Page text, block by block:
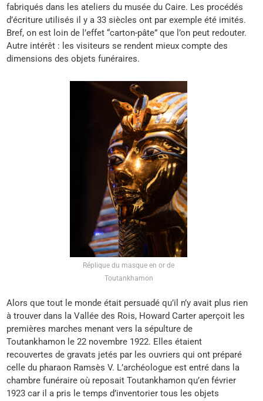
fabriqués dans les ateliers du musée du Caire. Les procédés
d’écriture utilisés il y a 33 siècles ont par exemple été imités.
Bref, on est loin de l’effet “carton-pâte” que l’on peut redouter.
Autre intérêt : les visiteurs se rendent mieux compte des
dimensions des objets funéraires.
Réplique du masque en or de
Toutankhamon
Alors que tout le monde était persuadé qu’il n’y avait plus rien
à trouver dans la Vallée des Rois, Howard Carter aperçoit les
premières marches menant vers la sépulture de
Toutankhamon le 22 novembre 1922. Elles étaient
recouvertes de gravats jetés par les ouvriers qui ont préparé
celle du pharaon Ramsès V. L’archéologue est entré dans la
chambre funéraire où reposait Toutankhamon qu’en février
1923 car il a pris le temps d’inventorier tous les objets